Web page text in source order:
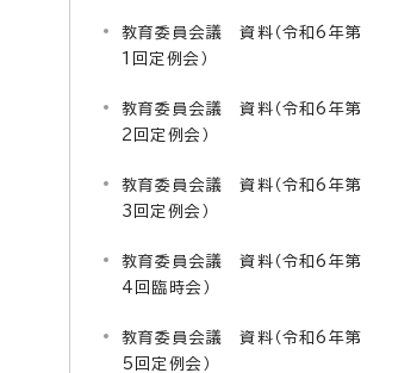
教育委員会議 資料（令和6年第
1回定例会）
教育委員会議 資料（令和6年第
2回定例会）
教育委員会議 資料（令和6年第
3回定例会）
教育委員会議 資料（令和6年第
4回臨時会）
教育委員会議 資料（令和6年第
5回定例会）